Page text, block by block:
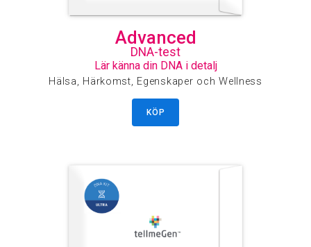
Advanced
DNA-test
Lär känna din DNA i detalj
Hälsa, Härkomst, Egenskaper och Wellness
KÖP